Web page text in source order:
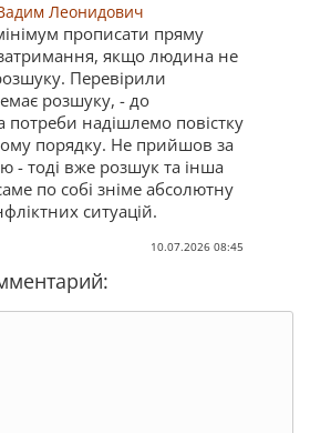
Леонидович
прописати пряму
якщо людина не
Перевірили
розшуку, - до
потреби надішлемо повістку
порядку. Не прийшов за
- тоді вже розшук та інша
по собі зніме абсолютну
ситуацій.
10.07.2026 08:45